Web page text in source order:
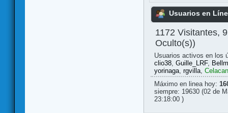
Usuarios en
1172 Visitantes,
Oculto(s))
Usuarios activos en los
clio38, Guille_LRF,
yorinaga, rgvilla,
Máximo en linea hoy:
siempre: 19630 (02 de
23:18:00 )